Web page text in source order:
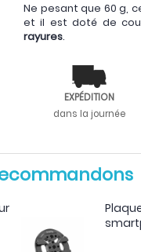
Ne pesant que 60 g,
et il est doté de
rayures.
EXPÉDITION
dans la journée